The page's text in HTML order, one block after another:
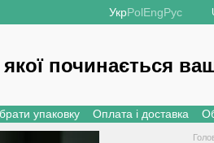
УкрPolEngРус
якої починається
упаковку Оплата і доставка